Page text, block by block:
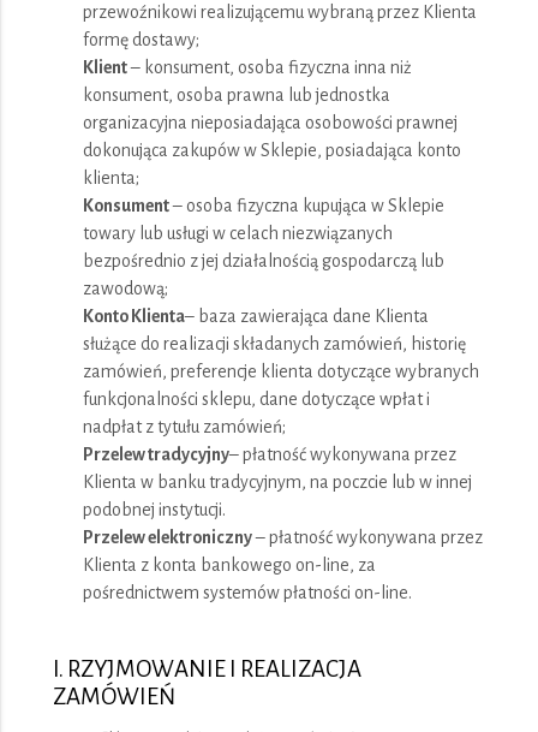
przewoźnikowi realizującemu wybraną przez Klienta
formę dostawy;
Klient– konsument, osoba fizyczna inna niż
konsument, osoba prawna lub jednostka
organizacyjna nieposiadająca osobowości prawnej
dokonująca zakupów w Sklepie, posiadająca konto
klienta;
Konsument– osoba fizyczna kupująca w Sklepie
towary lub usługi w celach niezwiązanych
bezpośrednio z jej działalnością gospodarczą lub
zawodową;
Konto Klienta– baza zawierająca dane Klienta
służące do realizacji składanych zamówień, historię
zamówień, preferencje klienta dotyczące wybranych
funkcjonalności sklepu, dane dotyczące wpłat i
nadpłat z tytułu zamówień;
Przelew tradycyjny– płatność wykonywana przez
Klienta w banku tradycyjnym, na poczcie lub w innej
podobnej instytucji.
Przelew elektroniczny– płatność wykonywana przez
Klienta z konta bankowego on-line, za
pośrednictwem systemów płatności on-line.
I. RZYJMOWANIE I REALIZACJA
ZAMÓWIEŃ